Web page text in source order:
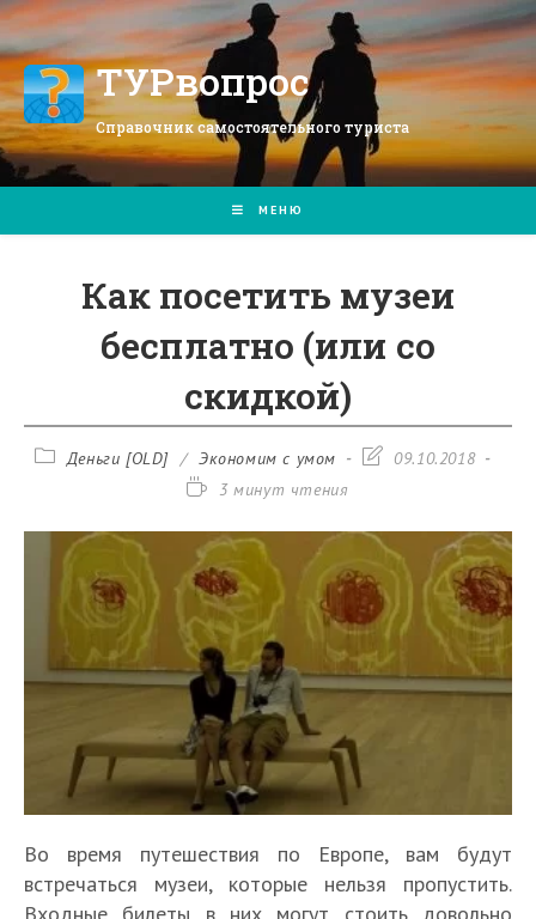
Перейти
к
содержимомуТУРвопрос
Справочник самостоятельного туриста
МЕНЮ
Как посетить музеи
бесплатно (или со
скидкой)
РубрикаДеньги [OLD] / Экономим с умом
Запись09.10.2018
Время3 минут чтения
Во время путешествия по Европе, вам будут
встречаться музеи, которые нельзя пропустить.
Входные билеты в них могут стоить довольно